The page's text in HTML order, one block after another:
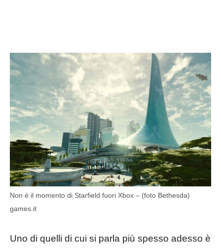
Non è il momento di Starfield fuori Xbox – (foto Bethesda)
games.it
Uno di quelli di cui si parla più spesso adesso è